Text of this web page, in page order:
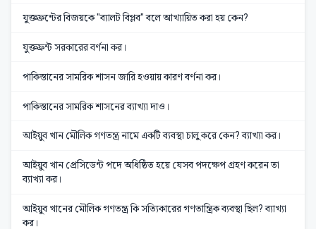
যুক্তফ্রন্টের বিজয়কে "ব্যালট বিপ্লব" বলে আখ্যায়িত করা হয় কেন?
যুক্তফ্রন্ট সরকারের বর্ণনা কর।
পাকিস্তানের সামরিক শাসন জারি হওয়ায় কারণ বর্ণনা কর।
পাকিস্তানের সামরিক শাসনের ব্যাখ্যা দাও।
আইয়ুব খান মৌলিক গণতন্ত্র নামে একটি ব্যবস্থা চালু করে কেন? ব্যাখ্যা কর।
আইয়ুব খান প্রেসিডেন্ট পদে অধিষ্ঠিত হয়ে যেসব পদক্ষেপ গ্রহণ করেন তা
ব্যাখ্যা কর।
আইয়ুব খানের মৌলিক গণতন্ত্র কি সত্যিকারের গণতান্ত্রিক ব্যবস্থা ছিল? ব্যাখ্যা
কর।